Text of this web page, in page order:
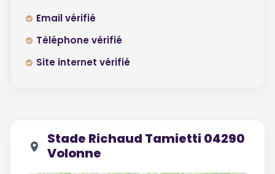
Email vérifié
Téléphone vérifié
Site internet vérifié
Stade Richaud Tamietti 04290
Volonne